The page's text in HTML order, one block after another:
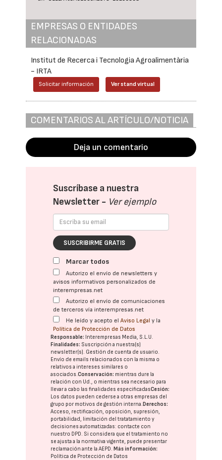
EMPRESAS O ENTIDADES
RELACIONADAS
Institut de Recerca i Tecnologia Agroalimentària
- IRTA
Solicitar información Ver stand virtual
COMENTARIOS AL ARTÍCULO/NOTICIA
Deja un comentario
Suscríbase a nuestra
Newsletter - Ver ejemplo
SUSCRIBIRME GRATIS
Marcar todos
Autorizo el envío de newsletters y
avisos informativos personalizados de
interempresas.net
Autorizo el envío de comunicaciones
de terceros vía interempresas.net
He leído y acepto elAviso Legal y la
Política de Protección de Datos
Responsable: Interempresas Media, S.L.U.
Finalidades: Suscripción a nuestra(s)
newsletter(s). Gestión de cuenta de usuario.
Envío de emails relacionados con la misma o
relativos a intereses similares o
asociados.Conservación: mientras dure la
relación con Ud., o mientras sea necesario para
llevar a cabo las finalidades especificadasCesión:
Los datos pueden cederse a otras empresas del
grupo por motivos de gestión interna.Derechos:
Acceso, rectificación, oposición, supresión,
portabilidad, limitación del tratatamiento y
decisiones automatizadas: contacte con
nuestro DPD . Si considera que el tratamiento no
se ajusta a la normativa vigente, puede presentar
reclamación ante laAEPD .Más información:
Política de Protección de Datos